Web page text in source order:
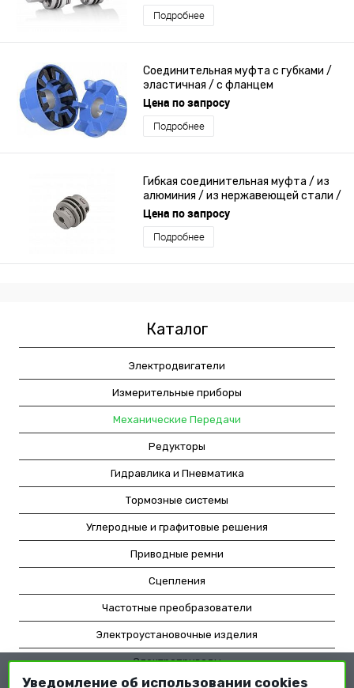
Подробнее
Соединительная муфта с губками /
эластичная / с фланцем
Цена по запросу
Подробнее
Гибкая соединительная муфта / из
алюминия / из нержавеющей стали /
без зазора
Цена по запросу
Подробнее
Каталог
Электродвигатели
Измерительные приборы
Механические Передачи
Редукторы
Гидравлика и Пневматика
Тормозные системы
Углеродные и графитовые решения
Приводные ремни
Сцепления
Частотные преобразователи
Электроустановочные изделия
Электроприводы
Уведомление об использовании cookies